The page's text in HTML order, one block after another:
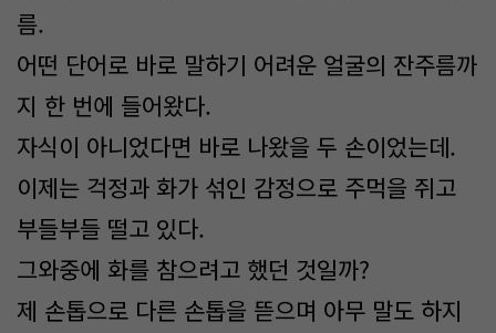
름.
어떤 단어로 바로 말하기 어려운 얼굴의 잔주름까
지 한 번에 들어왔다.
자식이 아니었다면 바로 나왔을 두 손이었는데.
이제는 걱정과 화가 섞인 감정으로 주먹을 쥐고
부들부들 떨고 있다.
그와중에 화를 참으려고 했던 것일까?
제 손톱으로 다른 손톱을 뜯으며 아무 말도 하지